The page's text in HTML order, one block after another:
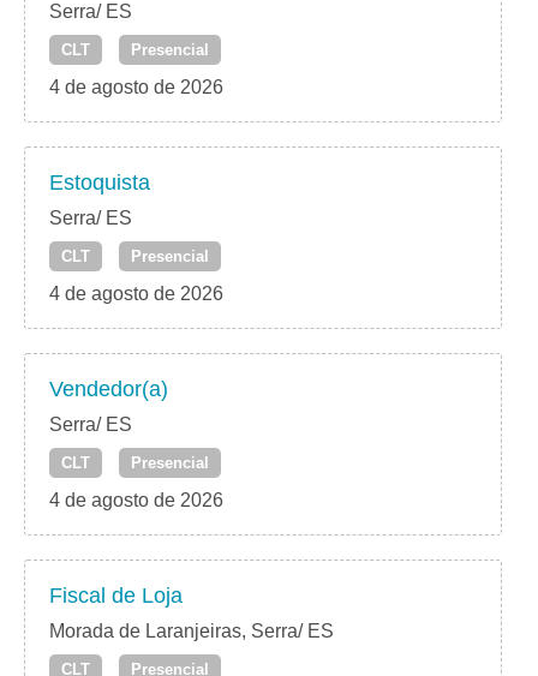
Serra/ ES
CLT Presencial
4 de agosto de 2026
Estoquista
Serra/ ES
CLT Presencial
4 de agosto de 2026
Vendedor(a)
Serra/ ES
CLT Presencial
4 de agosto de 2026
Fiscal de Loja
Morada de Laranjeiras, Serra/ ES
CLT Presencial